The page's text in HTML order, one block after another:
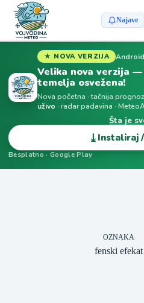
Najave
★ NOVA VERZIJA
Velika nova verzija
temelja osvežena!
Nova početna · tačnija
uživo · radar padavina ·
Šta je
⤓ Instaliraj
Besplatno · Google Play
OZNAKA
fenski efekat